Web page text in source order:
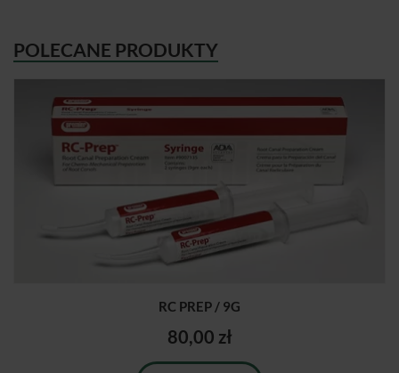
POLECANE PRODUKTY
RC PREP / 9G
80,00 zł